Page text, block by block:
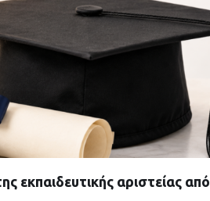
εκπαιδευτικής αριστείας από